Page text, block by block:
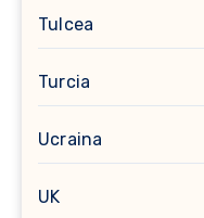
Tulcea
Turcia
Ucraina
UK